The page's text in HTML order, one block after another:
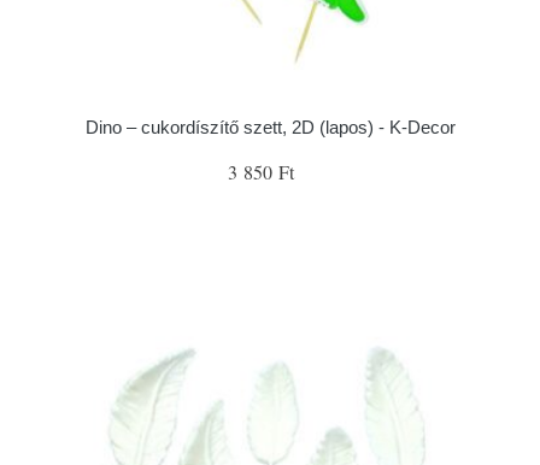
Dino – cukordíszítő szett, 2D (lapos) - K-Decor
3 850 Ft